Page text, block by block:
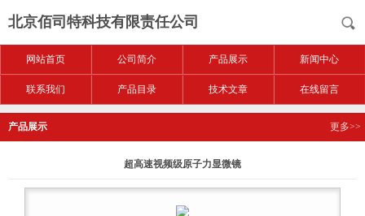
北京佰司特科技有限责任公司
网站首页 公司简介 产品展示 新闻中心
联系我们 产品目录 技术文章 在线留言
产品展示 更多>>
超高速视频级原子力显微镜